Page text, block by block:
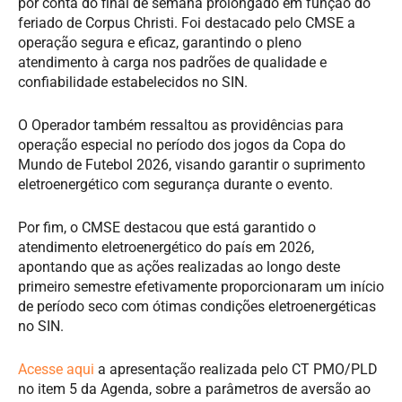
feriado de Corpus Christi. Foi destacado pelo CMSE a
operação segura e eficaz, garantindo o pleno
atendimento à carga nos padrões de qualidade e
confiabilidade estabelecidos no SIN.
O Operador também ressaltou as providências para
operação especial no período dos jogos da Copa do
Mundo de Futebol 2026, visando garantir o suprimento
eletroenergético com segurança durante o evento.
Por fim, o CMSE destacou que está garantido o
atendimento eletroenergético do país em 2026,
apontando que as ações realizadas ao longo deste
primeiro semestre efetivamente proporcionaram um início
de período seco com ótimas condições eletroenergéticas
no SIN.
Acesse aqui a apresentação realizada pelo CT PMO/PLD
no item 5 da Agenda, sobre a parâmetros de aversão ao